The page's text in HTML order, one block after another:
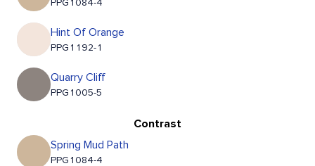
PPG1084-4
Hint Of Orange
PPG1192-1
Quarry Cliff
PPG1005-5
Contrast
Spring Mud Path
PPG1084-4